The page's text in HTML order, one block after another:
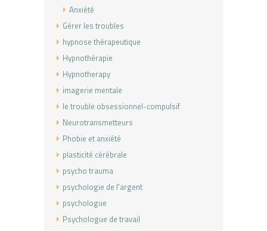
Anxiété
Gérer les troubles
hypnose thérapeutique
Hypnothérapie
Hypnotherapy
imagerie mentale
le trouble obsessionnel-compulsif
Neurotransmetteurs
Phobie et anxiété
plasticité cérébrale
psycho trauma
psychologie de l'argent
psychologue
Psychologue de travail